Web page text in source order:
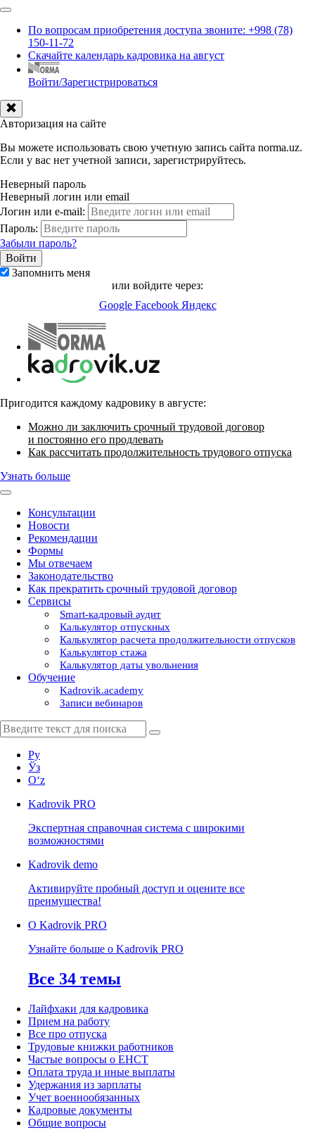
По вопросам приобретения доступа звоните: +998 (78)
150-11-72
Скачайте календарь кадровика на август
Войти/Зарегистрироваться
Авторизация на сайте
Вы можете использовать свою учетную запись сайта norma.uz.
Если у вас нет учетной записи, зарегистрируйтесь.
Неверный пароль
Неверный логин или email
Логин или e-mail:
Пароль:
Забыли пароль?
Запомнить меня
или войдите через:
Google Facebook Яндекс
Пригодится каждому кадровику в августе:
Можно ли заключить срочный трудовой договор
и постоянно его продлевать
Как рассчитать продолжительность трудового отпуска
Узнать больше
Консультации
Новости
Рекомендации
Формы
Мы отвечаем
Законодательство
Как прекратить срочный трудовой договор
Сервисы
Smart-кадровый аудит
Калькулятор отпускных
Калькулятор расчета продолжительности отпусков
Калькулятор стажа
Калькулятор даты увольнения
Обучение
Kadrovik.academy
Записи вебинаров
Ру
Ўз
Oʻz
Kadrovik PRO
Экспертная справочная система с широкими
возможностями
Kadrovik demo
Активируйте пробный доступ и оцените все
преимущества!
О Kadrovik PRO
Узнайте больше о Kadrovik PRO
Все 34 темы
Лайфхаки для кадровика
Прием на работу
Все про отпуска
Трудовые книжки работников
Частые вопросы о ЕНСТ
Оплата труда и иные выплаты
Удержания из зарплаты
Учет военнообязанных
Кадровые документы
Общие вопросы